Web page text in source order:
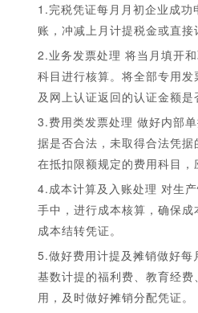
1.完税凭证每月月初企业成
账，冲减上月计提税金或直
2.业务发票处理 将当月填开
科目进行核算。将全部专用
及网上认证返回的认证金额是
3.费用类发票处理 做好内部
据是否合法，未取得合法凭
在抵扣限额规定的费用科目，
4.成本计算及入账处理 对生
手中，进行成本核算，确保
成本结转凭证。
5.做好费用计提及摊销做好
基数计提的福利费、教育经
用，及时做好摊销分配凭证。